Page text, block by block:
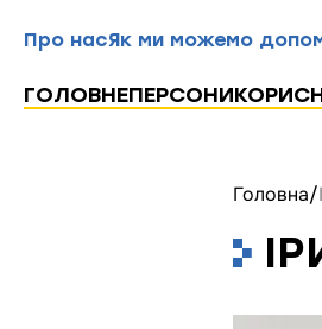
Про насЯк ми можемо
ГОЛОВНЕПЕРСОНИ
Головна/